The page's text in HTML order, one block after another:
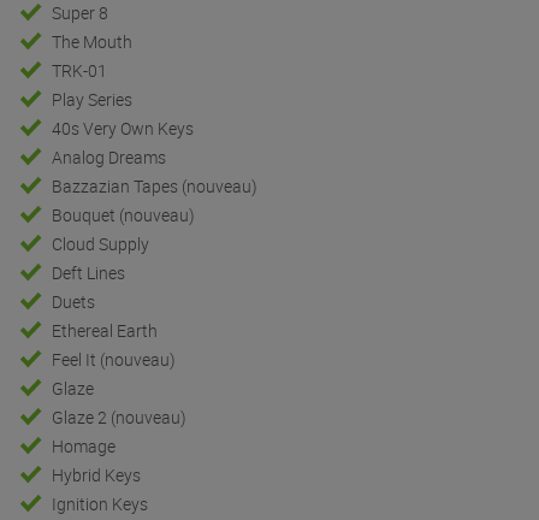
Super 8
The Mouth
TRK-01
Play Series
40s Very Own Keys
Analog Dreams
Bazzazian Tapes (nouveau)
Bouquet (nouveau)
Cloud Supply
Deft Lines
Duets
Ethereal Earth
Feel It (nouveau)
Glaze
Glaze 2 (nouveau)
Homage
Hybrid Keys
Ignition Keys